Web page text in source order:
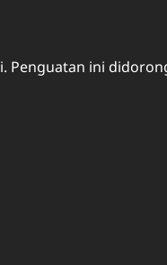
ini